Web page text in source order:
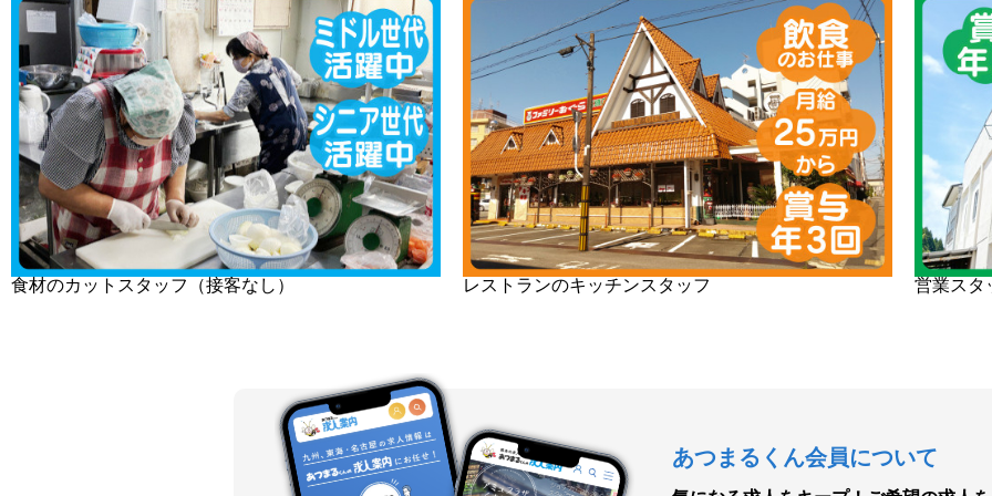
食材のカットスタッフ（接客なし） レストランのキッチンスタッフ 営業スタ
あつまるくん会員について